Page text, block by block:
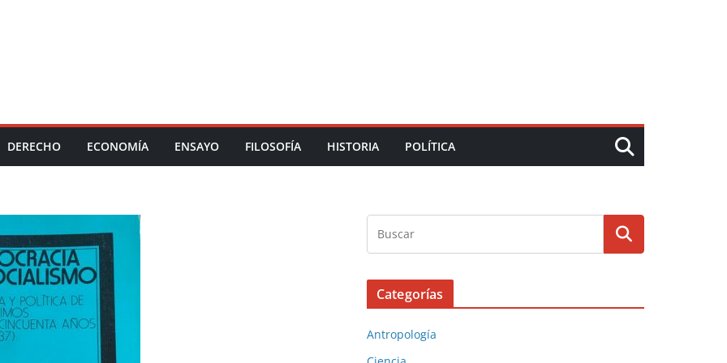
DERECHO ECONOMÍA ENSAYO FILOSOFÍA HISTORIA POLÍTICA
Categorías
Antropología